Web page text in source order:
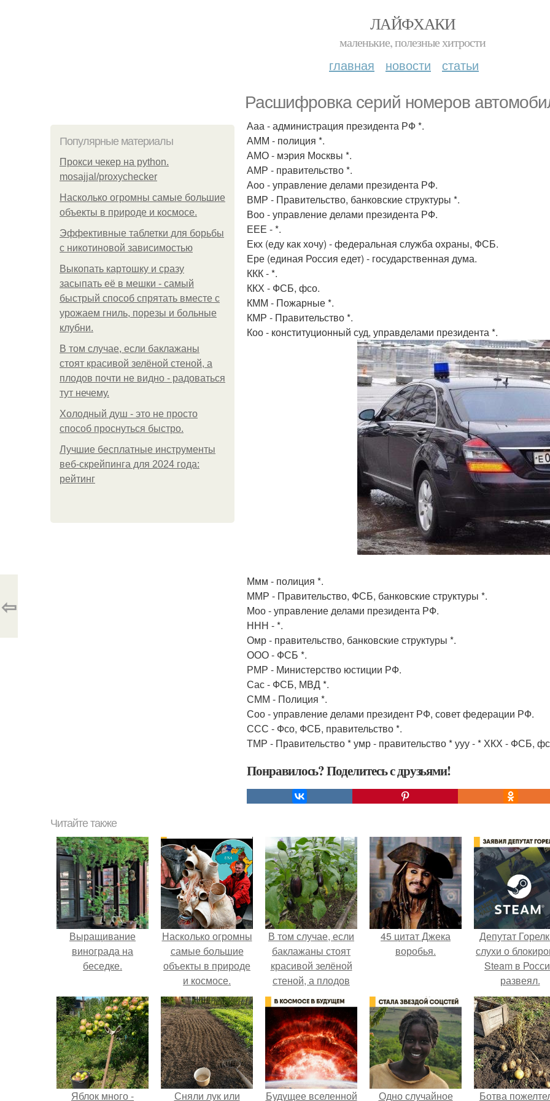
ЛАЙФХАКИ
маленькие, полезные хитрости
главная новости статьи
Расшифровка серий номеров
Популярные материалы
Прокси чекер на python.
mosajjal/proxychecker
Насколько огромны самые большие
объекты в природе и космосе.
Эффективные таблетки для борьбы
с никотиновой зависимостью
Выкопать картошку и сразу
засыпать её в мешки - самый
быстрый способ спрятать вместе с
урожаем гниль, порезы и больные
клубни.
В том случае, если баклажаны
стоят красивой зелёной стеной, а
плодов почти не видно - радоваться
тут нечему.
Холодный душ - это не просто
способ проснуться быстро.
Лучшие бесплатные инструменты
веб-скрейпинга для 2024 года:
рейтинг
Ааа - администрация президента РФ *.
АММ - полиция *.
АМО - мэрия Москвы *.
АМР - правительство *.
Аоо - управление делами президента РФ.
ВМР - Правительство, банковские структуры *.
Воо - управление делами президента РФ.
ЕЕЕ - *.
Екх (еду как хочу) - федеральная служба охраны, ФСБ.
Ере (единая Россия едет) - государственная дума.
ККК - *.
ККХ - ФСБ, фсо.
КММ - Пожарные *.
КМР - Правительство *.
Коо - конституционный суд, управделами президента *.
Ммм - полиция *.
ММР - Правительство, ФСБ, банковские структуры *.
Моо - управление делами президента РФ.
ННН - *.
Омр - правительство, банковские структуры *.
ООО - ФСБ *.
РМР - Министерство юстиции РФ.
Сас - ФСБ, МВД *.
СММ - Полиция *.
Соо - управление делами президент РФ, совет федерации РФ.
ССС - Фсо, ФСБ, правительство *.
ТМР - Правительство * умр - правительство * ууу - * ХКХ - ФСБ,
Понравилось? Поделитесь с друзьями!
⇦
Читайте также
Выращивание
винограда на
беседке.
Насколько огромны
самые большие
объекты в природе
и космосе.
В том случае, если
баклажаны стоят
красивой зелёной
стеной, а плодов
почти не видно -
радоваться тут
нечему.
45 цитат Джека
воробья.
Депутат
слухи о
Steam в
развеял.
Яблок много - Сняли лук или Будущее вселенной Одно случайное Ботва